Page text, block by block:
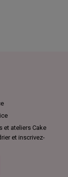
et ateliers Cake
et inscrivez-